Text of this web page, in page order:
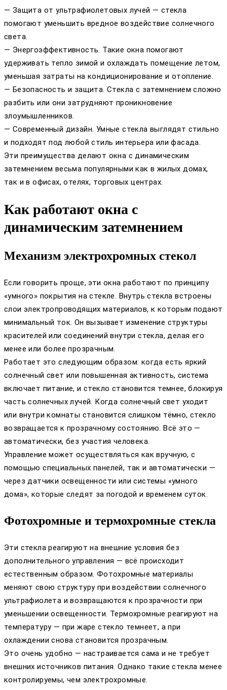
— Защита от ультрафиолетовых лучей — стекла
помогают уменьшить вредное воздействие солнечного
света.
— Энергоэффективность. Такие окна помогают
удерживать тепло зимой и охлаждать помещение летом,
уменьшая затраты на кондиционирование и отопление.
— Безопасность и защита. Стекла с затемнением сложно
разбить или они затрудняют проникновение
злоумышленников.
— Современный дизайн. Умные стекла выглядят стильно
и подходят под любой стиль интерьера или фасада.
Эти преимущества делают окна с динамическим
затемнением весьма популярными как в жилых домах,
так и в офисах, отелях, торговых центрах.
Как работают окна с
динамическим затемнением
Механизм электрохромных стекол
Если говорить проще, эти окна работают по принципу
«умного» покрытия на стекле. Внутрь стекла встроены
слои электропроводящих материалов, к которым подают
минимальный ток. Он вызывает изменение структуры
красителей или соединений внутри стекла, делая его
менее или более прозрачным.
Работает это следующим образом: когда есть яркий
солнечный свет или повышенная активность, система
включает питание, и стекло становится темнее, блокируя
часть солнечных лучей. Когда солнечный свет уходит
или внутри комнаты становится слишком тёмно, стекло
возвращается к прозрачному состоянию. Всё это —
автоматически, без участия человека.
Управление может осуществляться как вручную, с
помощью специальных панелей, так и автоматически —
через датчики освещенности или системы «умного
дома», которые следят за погодой и временем суток.
Фотохромные и термохромные стекла
Эти стекла реагируют на внешние условия без
дополнительного управления — всё происходит
естественным образом. Фотохромные материалы
меняют свою структуру при воздействии солнечного
ультрафиолета и возвращаются к прозрачности при
уменьшении освещенности. Термохромные реагируют на
температуру — при жаре стекло темнеет, а при
охлаждении снова становится прозрачным.
Это очень удобно — настраивается сама и не требует
внешних источников питания. Однако такие стекла менее
контролируемы, чем электрохромные.